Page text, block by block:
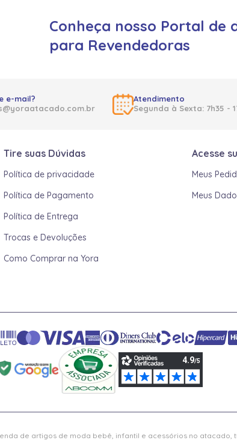
Conheça nosso Portal de
para Revendedoras
e-mail?
Atendimento
Segunda à Sexta: 7h35 -
Tire suas Dúvidas
Política de privacidade
Política de Pagamento
Política de Entrega
Trocas e Devoluções
Como Comprar na Yora
Acesse
Meus
Meus
de artigos de moda bebê, infantil e acessórios no